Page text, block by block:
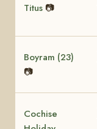
Titus 📷
Boyram (23)
📷
Cochise